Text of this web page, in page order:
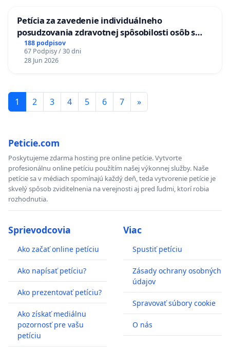
Petícia za zavedenie individuálneho
posudzovania zdravotnej spôsobilosti osôb s
diabetom 1. a 2. typu pri prijímaní do
Policajného zboru SR
188 podpisov
67 Podpisy / 30 dni
28 Jun 2026
1 2 3 4 5 6 7 »
Peticie.com
Poskytujeme zdarma hosting pre online petície. Vytvorte
profesionálnu online petíciu použítím našej výkonnej služby. Naše
petície sa v médiach spomínajú každý deň, teda vytvorenie petície je
skvelý spôsob zviditelnenia na verejnosti aj pred ľudmi, ktorí robia
rozhodnutia.
Sprievodcovia
Ako začať online petíciu
Ako napísať petíciu?
Ako prezentovať petíciu?
Ako získať mediálnu
pozornosť pre vašu
petíciu
Viac
Spustiť petíciu
Zásady ochrany osobných
údajov
Spravovať súbory cookie
O nás